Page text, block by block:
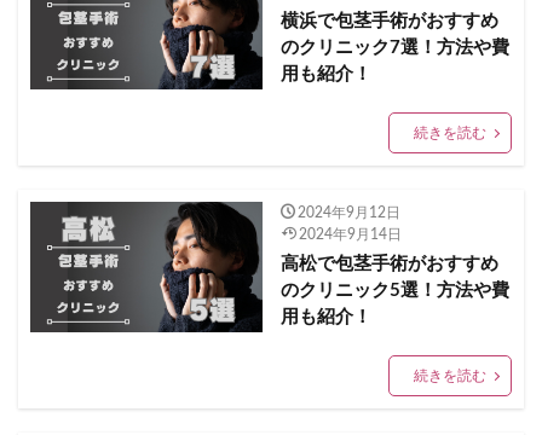
横浜で包茎手術がおすすめ
のクリニック7選！方法や費
用も紹介！
続きを読む
2024年9月12日
2024年9月14日
高松で包茎手術がおすすめ
のクリニック5選！方法や費
用も紹介！
続きを読む